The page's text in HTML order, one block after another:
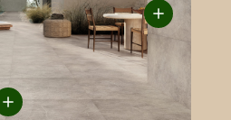
60x120
Matt
80x80
OUT 2.0